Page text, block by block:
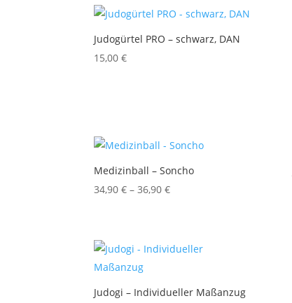
Judogürtel PRO – schwarz, DAN
15,00€
Medizinball – Soncho
34,90€ –36,90€Preisspanne:
36,90 €
Judogi – Individueller Maßanzug